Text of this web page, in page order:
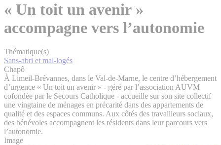
« Un toit un avenir »
accompagne vers l’autonomie
Thématique(s)
Sans-abri et mal-logés
Chapô
À Limeil-Brévannes, dans le Val-de-Marne, le centre d’hébergement
d’urgence « Un toit un avenir » - géré par l’association AUVM
cofondée par le Secours Catholique - accueille sur son site collectif
une vingtaine de ménages en précarité dans des appartements de
qualité et des espaces communs. Aux côtés des travailleurs sociaux,
des bénévoles accompagnent les résidents dans leur parcours vers
l’autonomie.
Image